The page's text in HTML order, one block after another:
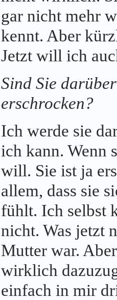
gar nicht mehr
kennt. Aber
Jetzt will ich
Sind Sie
erschrocken?
Ich werde sie
ich kann. Wenn
will. Sie ist ja
allem, dass sie
fühlt. Ich selbst
nicht. Was jetzt
Mutter war.
wirklich
einfach in mir